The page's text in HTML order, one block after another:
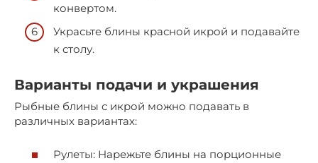
конвертом.
Украсьте блины красной икрой и подавайте
к столу.
Варианты подачи и украшения
Рыбные блины с икрой можно подавать в
различных вариантах:
Рулеты: Нарежьте блины на порционные